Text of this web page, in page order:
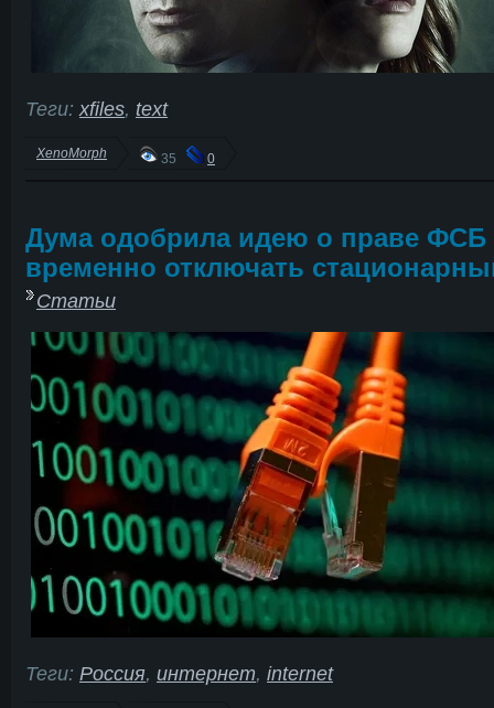
Теги: xfiles, text
XenoMorph 35 0
Дума одобрила идею о праве ФСБ
временно отключать
Статьи
Теги: Россия, интернет, internet